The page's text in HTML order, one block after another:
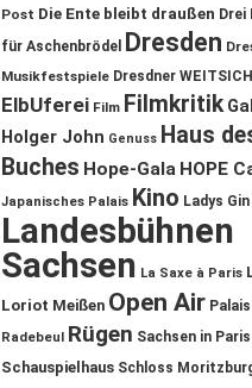
Post Die Ente bleibt draußen Drei
für Aschenbrödel
Dresden
Musikfestspiele Dresdner
ElbUferei Film Filmkritik
Holger John Genuss Haus
Buches Hope-Gala HOPE
Japanisches Palais Kino Ladys
Landesbühnen
Sachsen La Saxe à Paris
Loriot Meißen Open Air
Radebeul Rügen Sachsen in Paris
Schauspielhaus Schloss